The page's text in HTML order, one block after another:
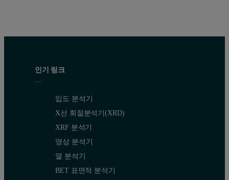
인기 링크
입도 분석기
X선 회절분석기(XRD)
XRF 분석기
영상 분석기
열 분석기
BET 표면적 분석기